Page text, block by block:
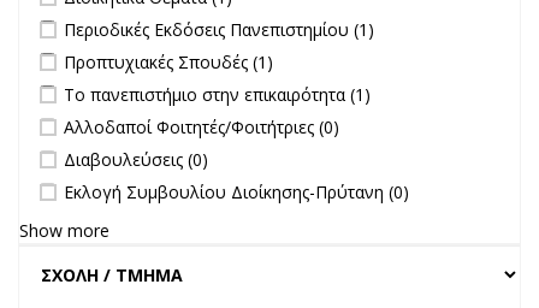
Apply Περιοδικές Εκδόσεις Πανεπιστημίου filter
Περιοδικές Εκδόσεις Πανεπιστημίου (1)
Apply Προπτυχιακές Σπουδές filter
Προπτυχιακές Σπουδές (1)
Apply Το πανεπιστήμιο στην επικαιρότητα filter
Το πανεπιστήμιο στην επικαιρότητα (1)
undefined
Αλλοδαποί Φοιτητές/Φοιτήτριες (0)
undefined
Διαβουλεύσεις (0)
undefined
Εκλογή Συμβουλίου Διοίκησης-Πρύτανη (0)
Show more